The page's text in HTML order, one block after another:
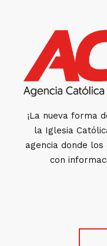
¡La nueva forma
la Iglesia
agencia donde
con